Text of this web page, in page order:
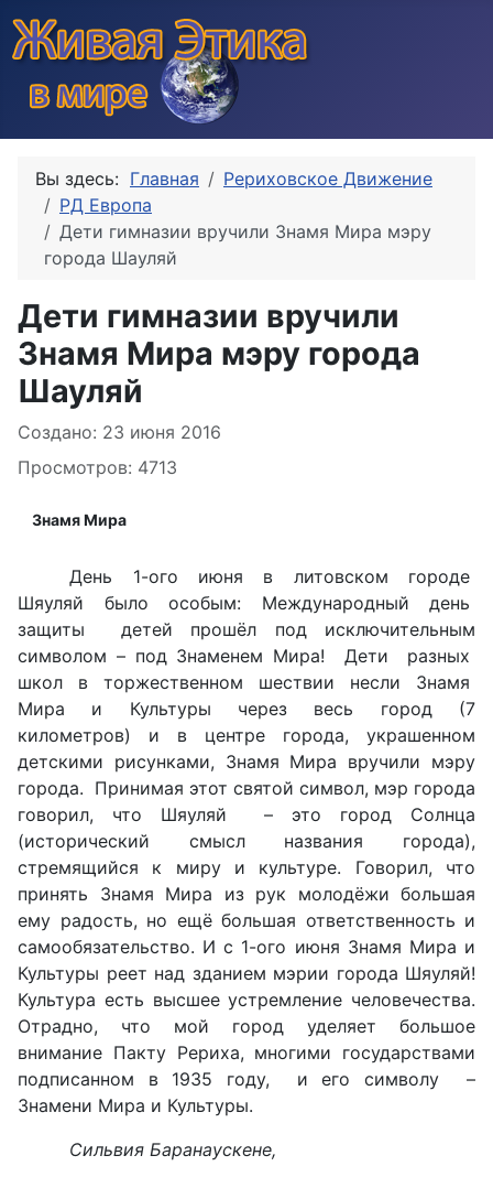
Вы здесь: Главная
Рериховское Движение
РД Европа
Дети гимназии вручили Знамя Мира мэру
города Шауляй
Дети гимназии вручили
Знамя Мира мэру города
Шауляй
Информация о материале
Создано: 23 июня 2016
Просмотров: 4713
Знамя Мира
День 1-ого июня в литовском городе
Шяуляй было особым: Международный день
защиты детей прошёл под исключительным
символом – под Знаменем Мира! Дети разных
школ в торжественном шествии несли Знамя
Мира и Культуры через весь город (7
километров) и в центре города, украшенном
детскими рисунками, Знамя Мира вручили мэру
города. Принимая этот святой символ, мэр города
говорил, что Шяуляй – это город Солнца
(исторический смысл названия города),
стремящийся к миру и культуре. Говорил, что
принять Знамя Мира из рук молодёжи большая
ему радость, но ещё большая ответственность и
самообязательство. И с 1-ого июня Знамя Мира и
Культуры реет над зданием мэрии города Шяуляй!
Культура есть высшее устремление человечества.
Отрадно, что мой город уделяет большое
внимание Пакту Рериха, многими государствами
подписанном в 1935 году, и его символу –
Знамени Мира и Культуры.
Сильвия Баранаускене,